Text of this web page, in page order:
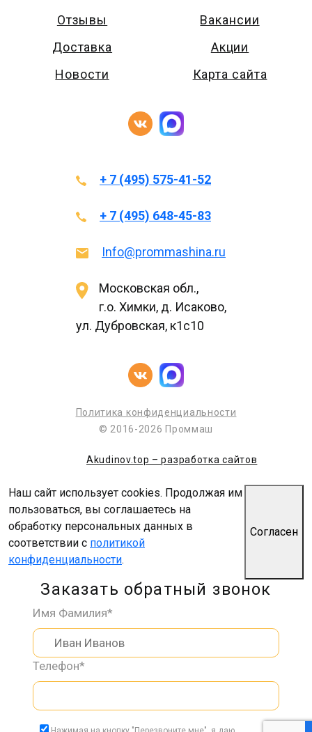
Отзывы
Доставка
Новости
Вакансии
Акции
Карта сайта
+ 7 (495) 575-41-52
+ 7 (495) 648-45-83
Info@prommashina.ru
Московская обл.,
г.о. Химки, д. Исаково,
ул. Дубровская, к1с10
Политика конфиденциальности
© 2016-2026 Проммаш
Akudinov.top – разработка сайтов
Наш сайт использует cookies. Продолжая им
пользоваться, вы соглашаетесь на
обработку персональных данных в
соответствии с политикой
конфиденциальности.
Согласен
Заказать обратный звонок
Имя Фамилия*
Телефон*